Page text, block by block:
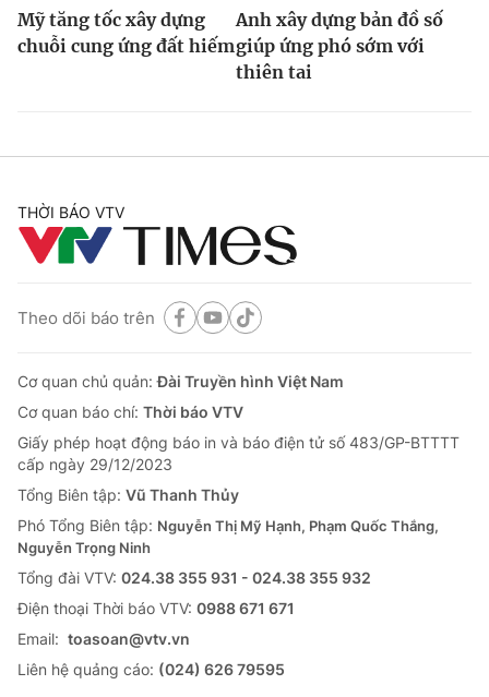
Mỹ tăng tốc xây dựng
chuỗi cung ứng đất hiếm
Anh xây dựng bản đồ số
giúp ứng phó sớm với
thiên tai
THỜI BÁO VTV
Theo dõi báo trên
Cơ quan chủ quản:Đài Truyền hình Việt Nam
Cơ quan báo chí: Thời báo VTV
Giấy phép hoạt động báo in và báo điện tử số 483/GP-BTTTT
cấp ngày 29/12/2023
Tổng Biên tập: Vũ Thanh Thủy
Phó Tổng Biên tập: Nguyễn Thị Mỹ Hạnh, Phạm Quốc Thắng,
Nguyễn Trọng Ninh
Tổng đài VTV: 024.38 355 931 - 024.38 355 932
Ðiện thoại Thời báo VTV: 0988 671 671
Email: toasoan@vtv.vn
Liên hệ quảng cáo: (024) 626 79595